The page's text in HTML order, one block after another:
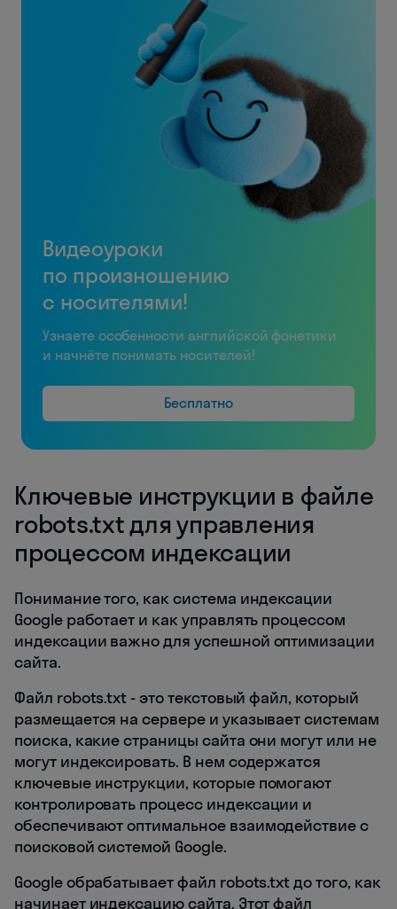
Видеоуроки
по произношению
с носителями!
Узнаете особенности английской фонетики
и начнёте понимать носителей!
Бесплатно
Ключевые инструкции в файле
robots.txt для управления
процессом индексации
Понимание того, как система индексации
Google работает и как управлять процессом
индексации важно для успешной оптимизации
сайта.
Файл robots.txt - это текстовый файл, который
размещается на сервере и указывает системам
поиска, какие страницы сайта они могут или не
могут индексировать. В нем содержатся
ключевые инструкции, которые помогают
контролировать процесс индексации и
обеспечивают оптимальное взаимодействие с
поисковой системой Google.
Google обрабатывает файл robots.txt до того, как
начинает индексацию сайта. Этот файл